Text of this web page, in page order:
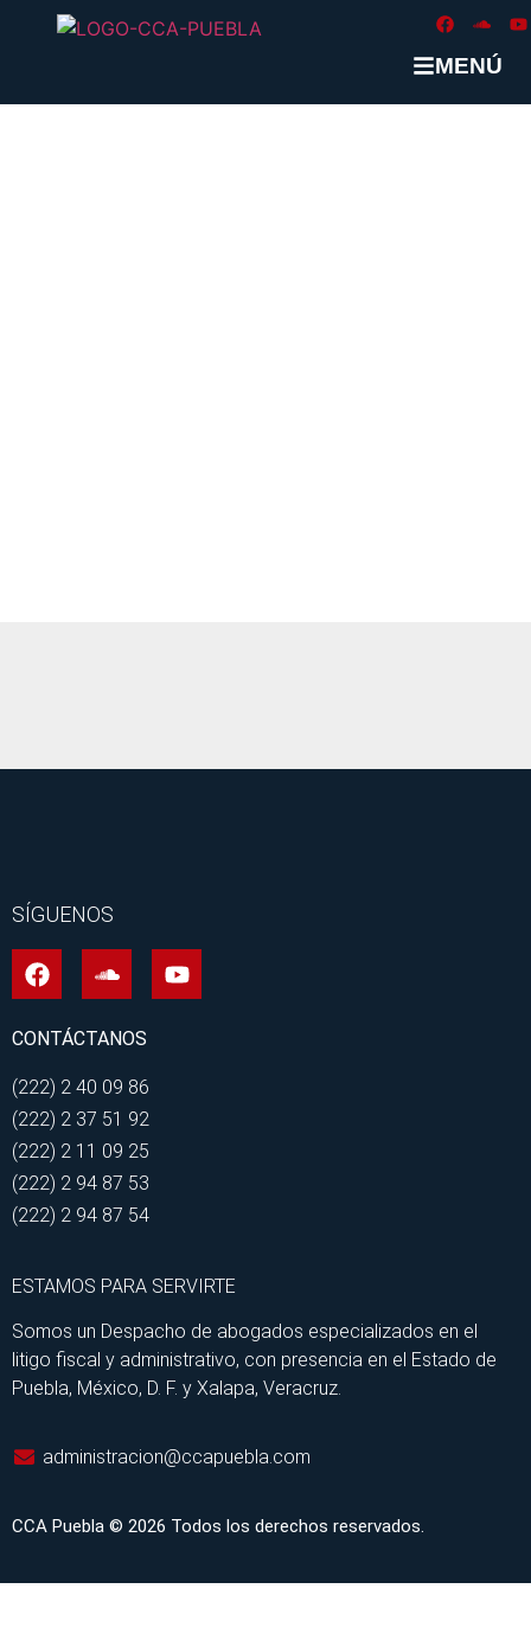
MENÚ
SÍGUENOS
CONTÁCTANOS
(222) 2 40 09 86
(222) 2 37 51 92
(222) 2 11 09 25
(222) 2 94 87 53
(222) 2 94 87 54
ESTAMOS PARA SERVIRTE
Somos un Despacho de abogados especializados en el
litigo fiscal y administrativo, con presencia en el Estado de
Puebla, México, D. F. y Xalapa, Veracruz.
administracion@ccapuebla.com
CCA Puebla © 2026 Todos los derechos reservados.